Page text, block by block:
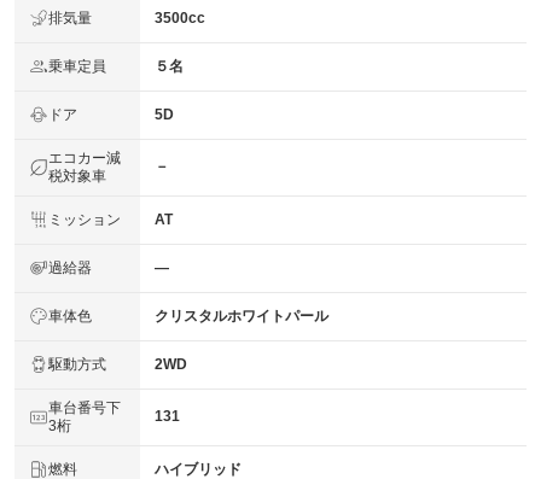
排気量 3500cc
乗車定員 ５名
ドア 5D
エコカー減
税対象車
－
ミッション AT
過給器 ―
車体色 クリスタルホワイトパール
駆動方式 2WD
車台番号下
3桁
131
燃料 ハイブリッド